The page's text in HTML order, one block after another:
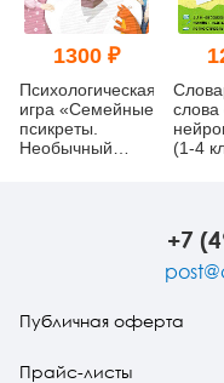
1300 ₽
Психологическая
игра «Семейные
псикреты.
Необычный
слова
(1-4
+7
Публичная оферта
Прайс-листы